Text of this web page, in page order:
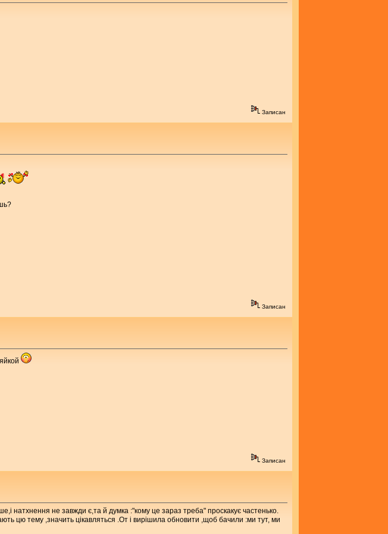
Записан
Записан
Записан
натхнення не завжди є,та й думка :"кому це зараз треба" проскакує частенько.
цю тему ,значить цікавляться .От і вирішила обновити ,щоб бачили :ми тут, ми